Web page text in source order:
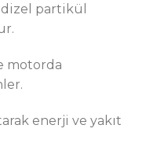
partikül
motorda
enerji ve yakıt